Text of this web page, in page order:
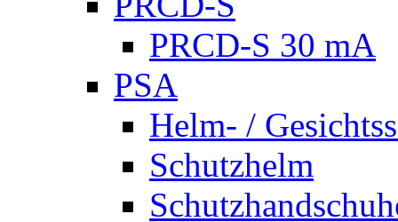
PRCD-S 30 mA
PSA
Helm- /
Schutzhelm